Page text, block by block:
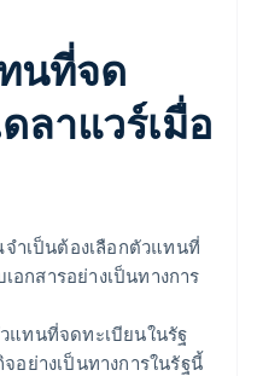
นที่จด
ลาแวร์เมื่อ
ำเป็นต้องเลือกตัวแทนที่
อกสารอย่างเป็นทางการ
ทนที่จดทะเบียนในรัฐ
อย่างเป็นทางการในรัฐนี้